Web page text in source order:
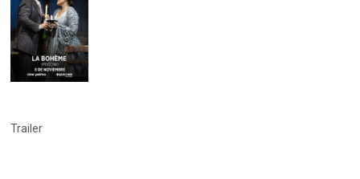
Trailer